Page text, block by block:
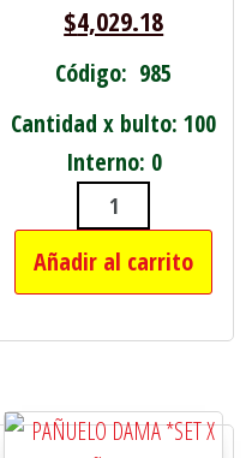
X 12 COLOR
$4,029.18
Código: 985
Cantidad x bulto: 100
Interno: 0
MAQUINA
Añadir al carrito